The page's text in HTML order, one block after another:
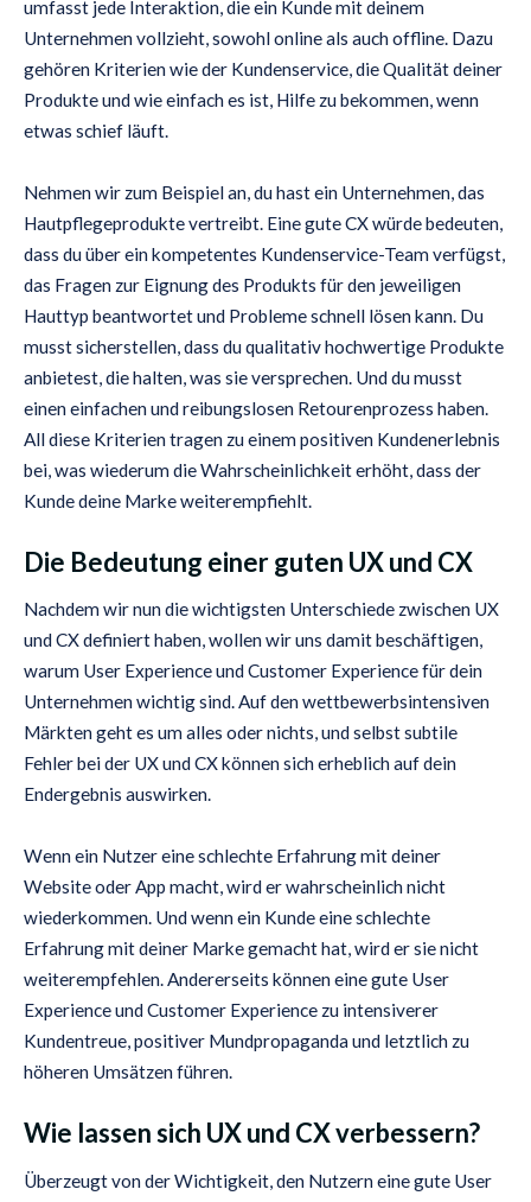
umfasst jede Interaktion, die ein Kunde mit deinem
Unternehmen vollzieht, sowohl online als auch offline. Dazu
gehören Kriterien wie der Kundenservice, die Qualität deiner
Produkte und wie einfach es ist, Hilfe zu bekommen, wenn
etwas schief läuft.
Nehmen wir zum Beispiel an, du hast ein Unternehmen, das
Hautpflegeprodukte vertreibt. Eine gute CX würde bedeuten,
dass du über ein kompetentes Kundenservice-Team verfügst,
das Fragen zur Eignung des Produkts für den jeweiligen
Hauttyp beantwortet und Probleme schnell lösen kann. Du
musst sicherstellen, dass du qualitativ hochwertige Produkte
anbietest, die halten, was sie versprechen. Und du musst
einen einfachen und reibungslosen Retourenprozess haben.
All diese Kriterien tragen zu einem positiven Kundenerlebnis
bei, was wiederum die Wahrscheinlichkeit erhöht, dass der
Kunde deine Marke weiterempfiehlt.
Die Bedeutung einer guten UX und CX
Nachdem wir nun die wichtigsten Unterschiede zwischen UX
und CX definiert haben, wollen wir uns damit beschäftigen,
warum User Experience und Customer Experience für dein
Unternehmen wichtig sind. Auf den wettbewerbsintensiven
Märkten geht es um alles oder nichts, und selbst subtile
Fehler bei der UX und CX können sich erheblich auf dein
Endergebnis auswirken.
Wenn ein Nutzer eine schlechte Erfahrung mit deiner
Website oder App macht, wird er wahrscheinlich nicht
wiederkommen. Und wenn ein Kunde eine schlechte
Erfahrung mit deiner Marke gemacht hat, wird er sie nicht
weiterempfehlen. Andererseits können eine gute User
Experience und Customer Experience zu intensiverer
Kundentreue, positiver Mundpropaganda und letztlich zu
höheren Umsätzen führen.
Wie lassen sich UX und CX verbessern?
Überzeugt von der Wichtigkeit, den Nutzern eine gute User